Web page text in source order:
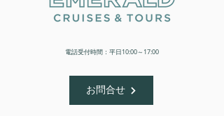
​電話受付時間：平日10:00～17:00
お問合せ